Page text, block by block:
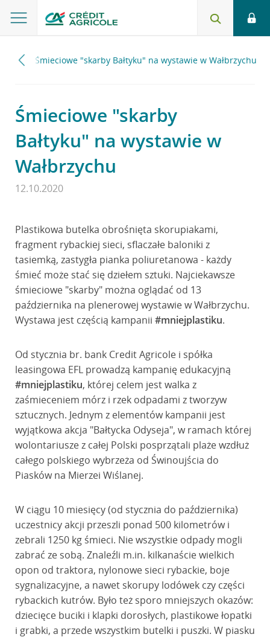
Śmieciowe "skarby Bałtyku" na wystawie w Wałbrzychu
Śmieciowe "skarby
Bałtyku" na wystawie w
Wałbrzychu
12.10.2020
Plastikowa butelka obrośnięta skorupiakami,
fragment rybackiej sieci, sflaczałe baloniki z
tasiemką, zastygła pianka poliuretanowa - każdy
śmieć może stać się dziełem sztuki. Najciekawsze
śmieciowe "skarby" można oglądać od 13
października na plenerowej wystawie w Wałbrzychu.
Wystawa jest częścią kampanii #mniejplastiku.
Od stycznia br. bank Credit Agricole i spółka
leasingowa EFL prowadzą kampanię edukacyjną
#mniejplastiku, której celem jest walka z
zaśmieceniem mórz i rzek odpadami z tworzyw
sztucznych. Jednym z elementów kampanii jest
wyjątkowa akcja "Bałtycka Odyseja", w ramach której
wolontariusze z całej Polski posprzątali plaże wzdłuż
całego polskiego wybrzeża od Świnoujścia do
Piasków na Mierzei Wiślanej.
W ciągu 10 miesięcy (od stycznia do października)
uczestnicy akcji przeszli ponad 500 kilometrów i
zebrali 1250 kg śmieci. Nie wszystkie odpady mogli
zabrać ze sobą. Znaleźli m.in. kilkanaście wielkich
opon od traktora, nylonowe sieci rybackie, boje
sygnalizacyjne, a nawet skorupy lodówek czy części
rybackich kutrów. Było też sporo mniejszych okazów:
dziecięce buciki i klapki dorosłych, plastikowe łopatki
i grabki, a przede wszystkim butelki i puszki. W piasku